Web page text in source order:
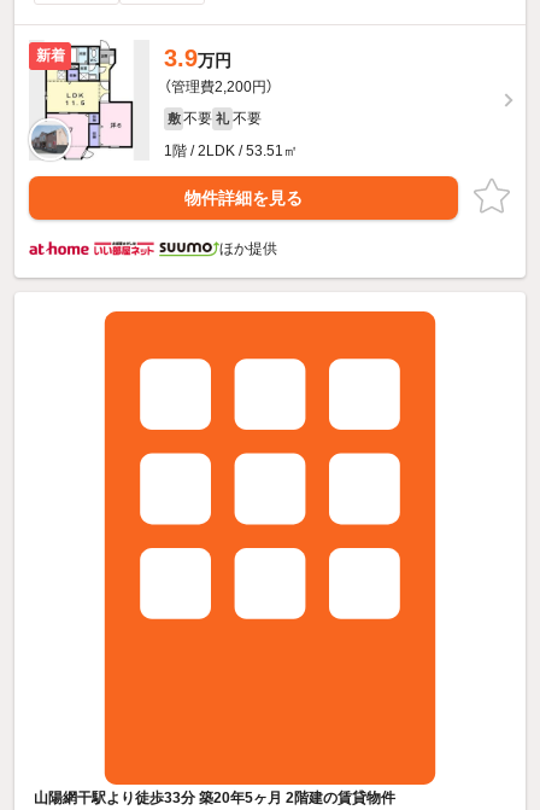
新着 3.9万円
（管理費2,200円）
敷 不要 礼 不要
1階 / 2LDK / 53.51㎡
物件詳細を見る
ほか提供
山陽網干駅より徒歩33分 築20年5ヶ月 2階建の賃貸物件